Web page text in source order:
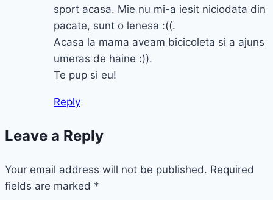
sport acasa. Mie nu mi-a iesit niciodata din
pacate, sunt o lenesa :((.
Acasa la mama aveam bicicoleta si a ajuns
umeras de haine :)).
Te pup si eu!
Reply
Leave a Reply
Your email address will not be published. Required
fields are marked *